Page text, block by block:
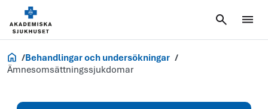
Akademiska.se
Behandlingar och undersökningar
Ämnesomsättningssjukdomar